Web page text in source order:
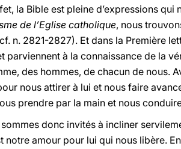
la Bible est pleine d’expressions
de l’Eglise catholique, nous
n. 2821-2827). Et dans la Première
à la connaissance de la
des hommes, de chacun de nous.
nous attirer à lui et nous faire
prendre par la main et nous
donc invités à incliner
notre amour pour lui qui nous libère.